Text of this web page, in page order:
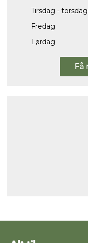
Tirsdag - torsdag
Fredag
Lørdag
Få